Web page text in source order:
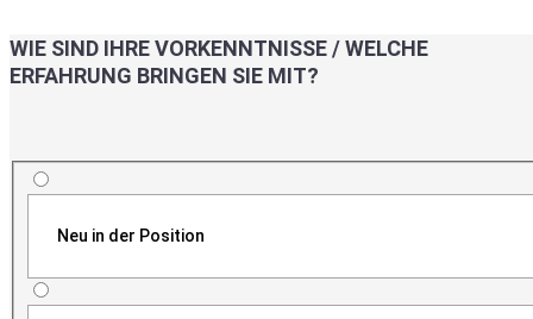
WIE SIND IHRE VORKENNTNISSE / WELCHE
ERFAHRUNG BRINGEN SIE MIT?
Neu in der Position